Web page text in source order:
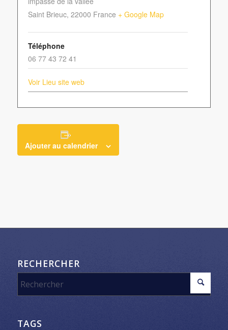
Saint Brieuc, 22000 France + Google Map
Téléphone
06 77 43 72 41
Voir Lieu site web
Ajouter au calendrier
RECHERCHER
TAGS